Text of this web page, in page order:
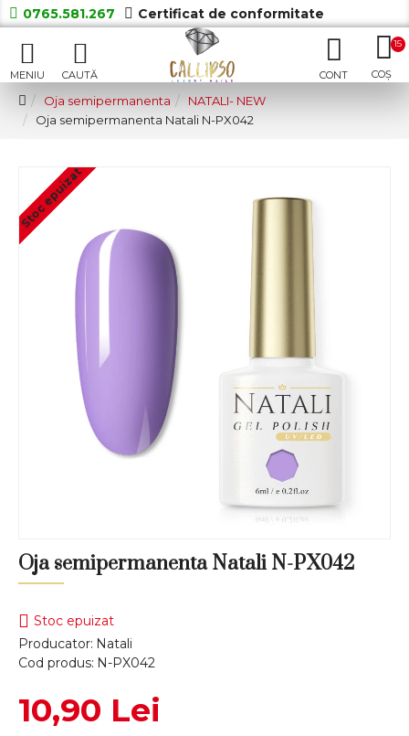
0765.581.267 Certificat de conformitate
15
Oja semipermanenta
NATALI- NEW
Oja semipermanenta Natali N-PX042
Stoc epuizat
Oja semipermanenta Natali N-PX042
Stoc epuizat
Producator: Natali
Cod produs: N-PX042
10,90 Lei